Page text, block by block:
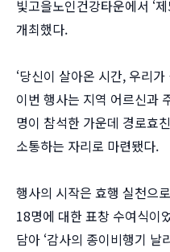
빛고을노인건강타운에서 ‘
개최했다.
‘당신이 살아온 시간, 우리
이번 행사는 지역 어르신과
명이 참석한 가운데 경로효
소통하는 자리로 마련됐다.
행사의 시작은 효행 실천으
18명에 대한 표창 수여식이
담아 ‘감사의 종이비행기 날